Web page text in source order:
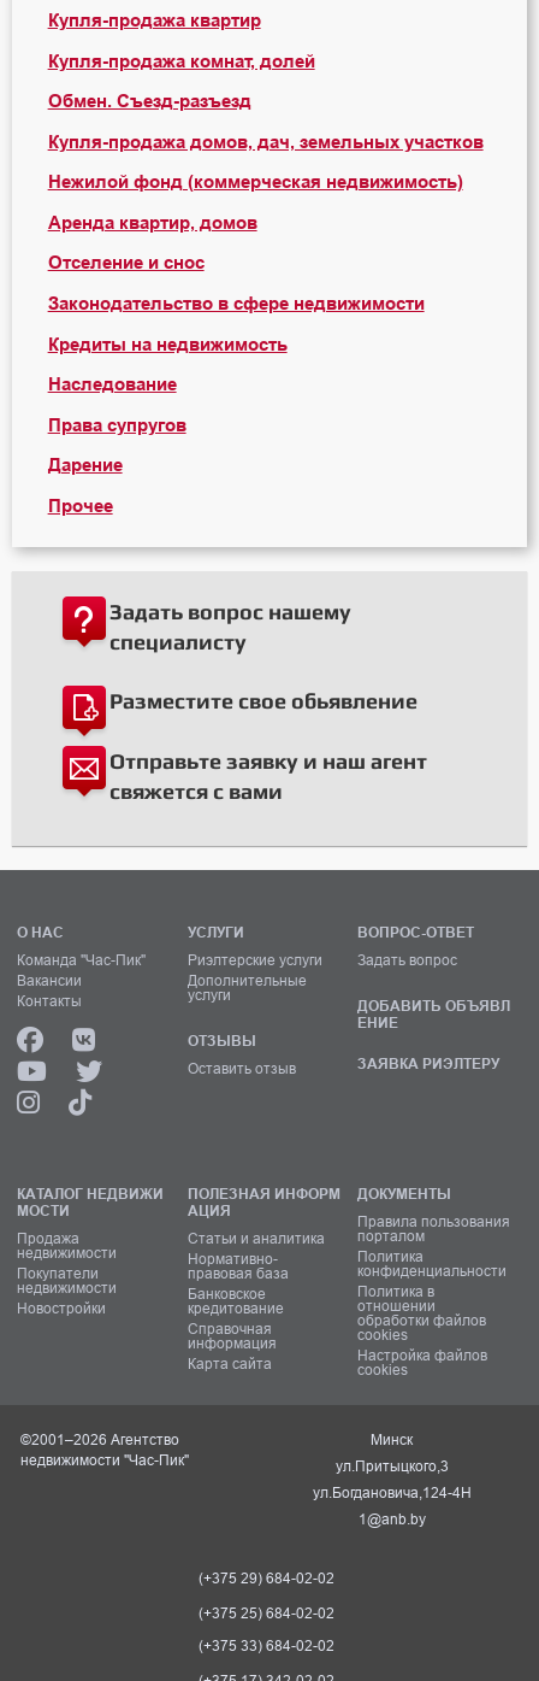
Купля-продажа квартир
Купля-продажа комнат, долей
Обмен. Съезд-разъезд
Купля-продажа домов, дач, земельных участков
Нежилой фонд (коммерческая недвижимость)
Аренда квартир, домов
Отселение и снос
Законодательство в сфере недвижимости
Кредиты на недвижимость
Наследование
Права супругов
Дарение
Прочее
Задать вопрос нашему
специалисту
Разместите свое обьявление
Отправьте заявку и наш агент
свяжется с вами
О НАС
Команда "Час-Пик"
Вакансии
Контакты
УСЛУГИ
Риэлтерские услуги
Дополнительные
услуги
ОТЗЫВЫ
Оставить отзыв
ВОПРОС-ОТВЕТ
Задать вопрос
ДОБАВИТЬ ОБЪЯВЛ
ЕНИЕ
ЗАЯВКА РИЭЛТЕРУ
КАТАЛОГ НЕДВИЖИ
МОСТИ
Продажа
недвижимости
Покупатели
недвижимости
Новостройки
ПОЛЕЗНАЯ ИНФОРМ
АЦИЯ
Статьи и аналитика
Нормативно-
правовая база
Банковское
кредитование
Справочная
информация
Карта сайта
ДОКУМЕНТЫ
Правила пользования
порталом
Политика
конфиденциальности
Политика в
отношении
обработки файлов
cookies
Настройка файлов
cookies
©2001–2026 Агентство
недвижимости "Час-Пик"
Минск
ул.Притыцкого,3
ул.Богдановича,124-4Н
1@anb.by
(+375 29) 684-02-02
(+375 25) 684-02-02
(+375 33) 684-02-02